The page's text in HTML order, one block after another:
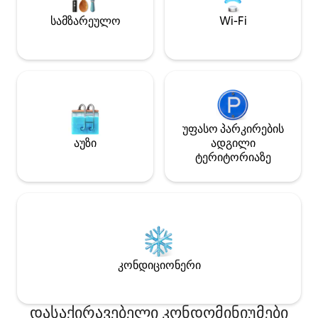
ადამიანამდე, ასევე ბავშვი. Ის
გოთიკური ეკლესიის საუცხოო ხედს
გაგრძნობინებთ
სამზარეულო Wi-Fi
აუზი
უფასო პარკირების
ადგილი
ტერიტორიაზე
კონდიციონერი
დასაქირავებელი კონდომინიუმები